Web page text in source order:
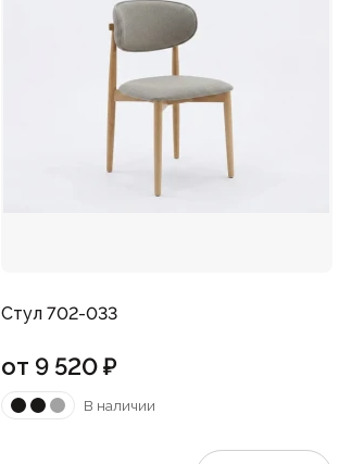
Стул 702-033
от 9 520₽
В наличии